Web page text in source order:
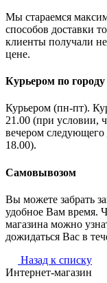
Мы стараемся
способов доставки
клиенты получали
цене.
Курьером по городу
Курьером (пн-пт).
21.00 (при условии,
вечером следующего
18.00).
Самовывозом
Вы можете забрать
удобное Вам время.
магазина можно
дожидаться Вас в
Назад к списку
Интернет-магазин